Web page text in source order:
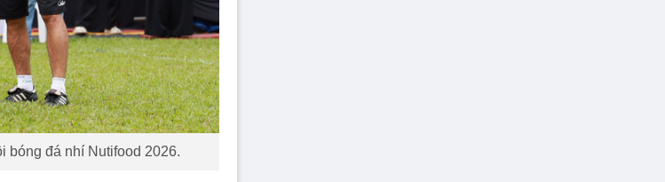
bóng đá nhí Nutifood 2026.